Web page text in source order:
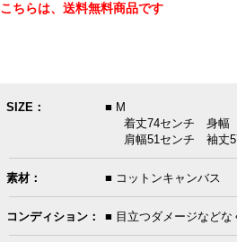
こちらは、送料無料商品です
SIZE：
■ M
着丈74センチ 身幅（
肩幅51センチ 袖丈
素材： ■ コットンキャンバス
コンディション： ■ 目立つダメージなどな